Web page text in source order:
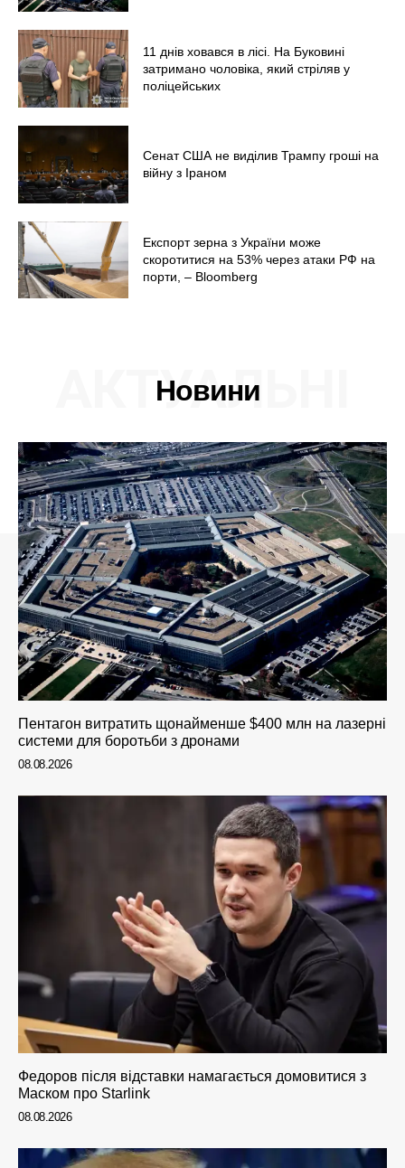
11 днів ховався в лісі. На Буковині
затримано чоловіка, який стріляв у
поліцейських
Сенат США не виділив Трампу гроші на
війну з Іраном
Експорт зерна з України може
скоротитися на 53% через атаки РФ на
порти, – Bloomberg
Новини
АКТУАЛЬНІ
Пентагон витратить щонайменше $400 млн на лазерні
системи для боротьби з дронами
08.08.2026
Федоров після відставки намагається домовитися з
Маском про Starlink
08.08.2026